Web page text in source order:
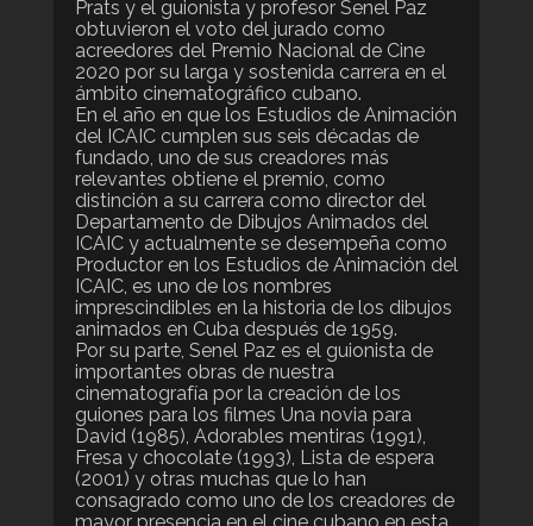
Prats y el guionista y profesor Senel Paz
obtuvieron el voto del jurado como
acreedores del Premio Nacional de Cine
2020 por su larga y sostenida carrera en el
ámbito cinematográfico cubano.
En el año en que los Estudios de Animación
del ICAIC cumplen sus seis décadas de
fundado, uno de sus creadores más
relevantes obtiene el premio, como
distinción a su carrera como director del
Departamento de Dibujos Animados del
ICAIC y actualmente se desempeña como
Productor en los Estudios de Animación del
ICAIC, es uno de los nombres
imprescindibles en la historia de los dibujos
animados en Cuba después de 1959.
Por su parte, Senel Paz es el guionista de
importantes obras de nuestra
cinematografía por la creación de los
guiones para los filmes Una novia para
David (1985), Adorables mentiras (1991),
Fresa y chocolate (1993), Lista de espera
(2001) y otras muchas que lo han
consagrado como uno de los creadores de